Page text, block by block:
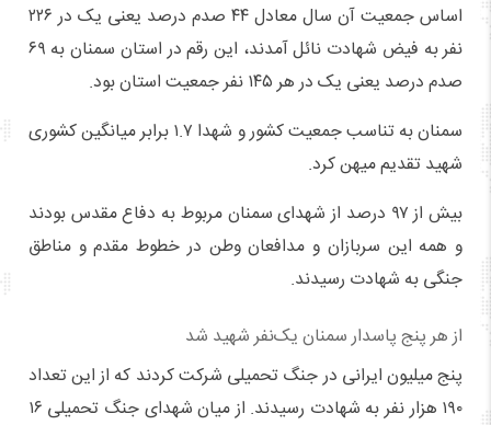
اساس جمعیت آن سال معادل ۴۴ صدم درصد یعنی یک در ۲۲۶
نفر به فیض شهادت نائل آمدند، این رقم در استان سمنان به ۶۹
صدم درصد یعنی یک در هر ۱۴۵ نفر جمعیت استان بود.
سمنان به تناسب جمعیت کشور و شهدا ۱.۷ برابر میانگین کشوری
شهید تقدیم میهن کرد.
بیش از ۹۷ درصد از شهدای سمنان مربوط به دفاع مقدس بودند
و همه این سربازان و مدافعان وطن در خطوط مقدم و مناطق
جنگی به شهادت رسیدند.
از هر پنج پاسدار سمنان یک‌نفر شهید شد
پنج میلیون ایرانی در جنگ تحمیلی شرکت کردند که از این تعداد
۱۹۰ هزار نفر به شهادت رسیدند. از میان شهدای جنگ تحمیلی ۱۶